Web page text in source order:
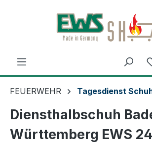
Zum Hauptinhalt springen
FEUERWEHR Tagesdienst
Diensthalbschuh
Württemberg EWS